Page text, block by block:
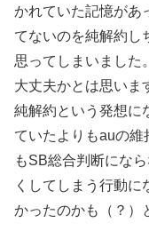
かれていた記憶があ
てないのを純解約し
思ってしまいました
大丈夫かとは思い
純解約という発想に
ていたよりもauの維
もSB総合判断にな
くしてしまう行動に
かったのかも（？）